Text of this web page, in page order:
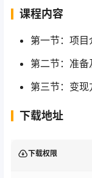
课程内容
第一节：项目
第二节：准备
第三节：变现
下载地址
下载权限